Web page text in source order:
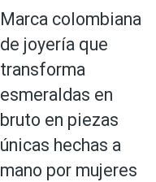
Marca colombiana
de joyería que
transforma
esmeraldas en
bruto en piezas
únicas hechas a
mano por mujeres